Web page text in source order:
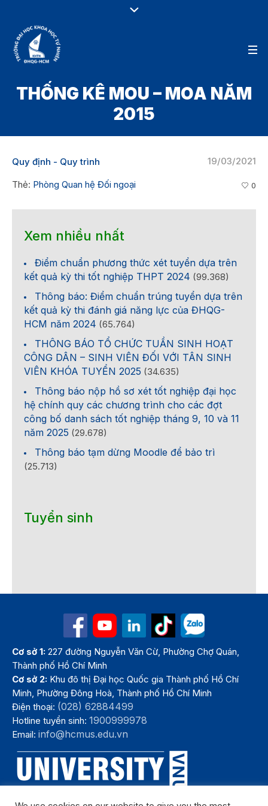
THỐNG KÊ MOU – MOA NĂM
2015
19/03/2021
Quy định - Quy trình
Thẻ: Phòng Quan hệ Đối ngoại 0
Xem nhiều nhất
Điểm chuẩn phương thức xét tuyển dựa trên
kết quả kỳ thi tốt nghiệp THPT 2024 (99.368)
Thông báo: Điểm chuẩn trúng tuyển dựa trên
kết quả kỳ thi đánh giá năng lực của ĐHQG-
HCM năm 2024 (65.764)
THÔNG BÁO TỔ CHỨC TUẦN SINH HOẠT
CÔNG DÂN – SINH VIÊN ĐỐI VỚI TÂN SINH
VIÊN KHÓA TUYỂN 2025 (34.635)
Thông báo nộp hồ sơ xét tốt nghiệp đại học
hệ chính quy các chương trình cho các đợt
công bố danh sách tốt nghiệp tháng 9, 10 và 11
năm 2025 (29.678)
Thông báo tạm dừng Moodle để bảo trì
(25.713)
Tuyển sinh
Cơ sở 1: 227 đường Nguyễn Văn Cừ, Phường Chợ Quán,
Thành phố Hồ Chí Minh
Cơ sở 2: Khu đô thị Đại học Quốc gia Thành phố Hồ Chí
Minh, Phường Đông Hoà, Thành phố Hồ Chí Minh
Điện thoại: (028) 62884499
Hotline tuyển sinh:1900999978
Email:info@hcmus.edu.vn